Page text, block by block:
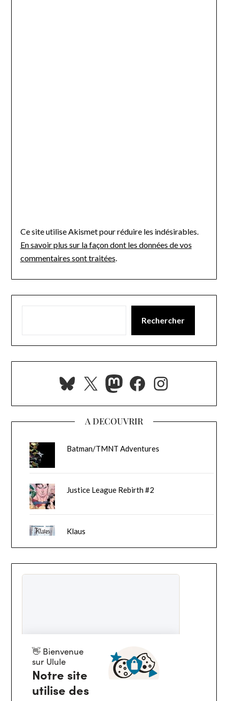
Ce site utilise Akismet pour réduire les indésirables.
En savoir plus sur la façon dont les données de vos
commentaires sont traitées.
Rechercher
Bluesky
X Mastodon
Facebook
A DECOUVRIR
Batman/TMNT Adventures
Justice League Rebirth #2
Klaus